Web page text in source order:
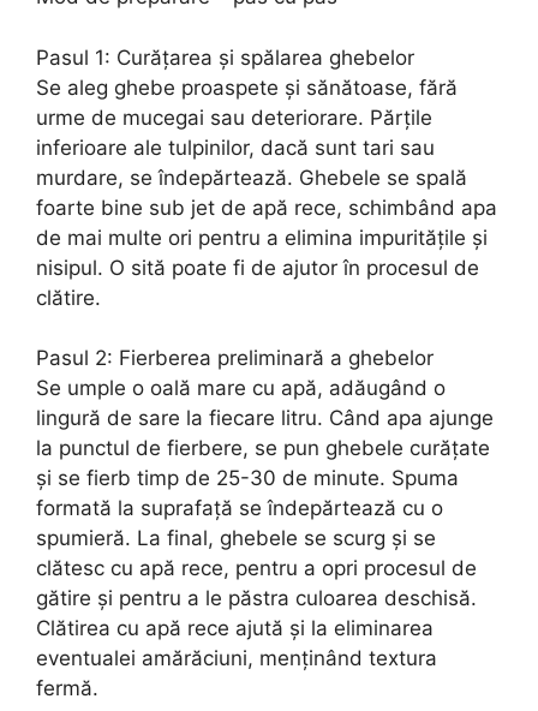
Pasul 1: Curățarea și spălarea ghebelor
Se aleg ghebe proaspete și sănătoase, fără
urme de mucegai sau deteriorare. Părțile
inferioare ale tulpinilor, dacă sunt tari sau
murdare, se îndepărtează. Ghebele se spală
foarte bine sub jet de apă rece, schimbând apa
de mai multe ori pentru a elimina impuritățile și
nisipul. O sită poate fi de ajutor în procesul de
clătire.
Pasul 2: Fierberea preliminară a ghebelor
Se umple o oală mare cu apă, adăugând o
lingură de sare la fiecare litru. Când apa ajunge
la punctul de fierbere, se pun ghebele curățate
și se fierb timp de 25-30 de minute. Spuma
formată la suprafață se îndepărtează cu o
spumieră. La final, ghebele se scurg și se
clătesc cu apă rece, pentru a opri procesul de
gătire și pentru a le păstra culoarea deschisă.
Clătirea cu apă rece ajută și la eliminarea
eventualei amărăciuni, menținând textura
fermă.